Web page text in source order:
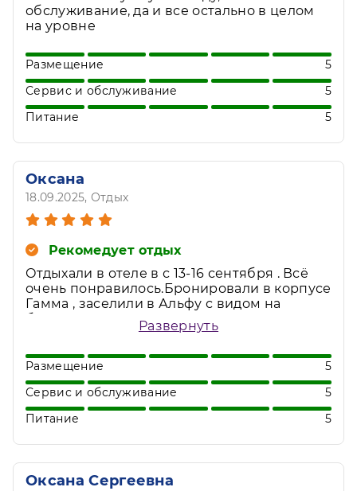
обслуживание, да и все остально в целом
на уровне
Размещение
5
Сервис и обслуживание
5
Питание
5
Оксана
18.09.2025, Отдых
Рекомедует отдых
Отдыхали в отеле в с 13-16 сентября . Всё
очень понравилось.Бронировали в корпусе
Гамма , заселили в Альфу с видом на
бассейны. В номере чистота и порядок.
Каждый день приходили девочки и
никаких замечаний. Бассейны вообще
супер!!! Вода теплая(29 градусов). Есть
сауна , хамам. До моря каждые 15 минут
ходит микроавтобус, но всегда мы
прогуливались так как спокойной походкой
Развернуть
Размещение
5
Сервис и обслуживание
5
Питание
5
Оксана Сергеевна